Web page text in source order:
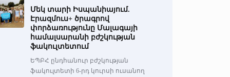
Մեկ տարի Իսպանիայում.
Էրազմուս+ ծրագրով
փորձառությունը Մալագայի
համալսարանի բժշկության
ֆակուլտետում
ԵՊԲՀ ընդհանուր բժշկության
ֆակուլտետի 6-րդ կուրսի ուսանող